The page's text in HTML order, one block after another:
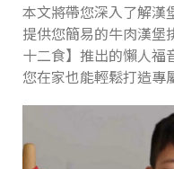
本文將帶您深入了解漢
提供您簡易的牛肉漢堡
十二食】推出的懶人福
您在家也能輕鬆打造專